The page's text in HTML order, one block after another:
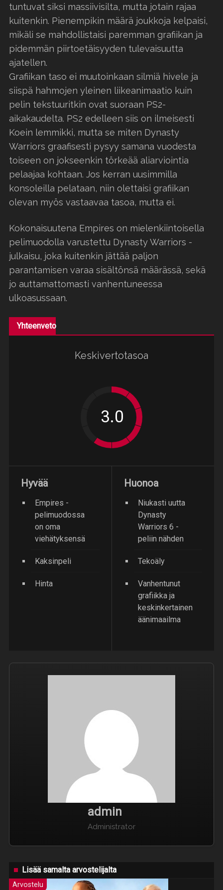
tuntuvat siksi massiivisilta, mutta jotain rajaa
kuitenkin. Pienempikin määrä joukkoja kelpaisi,
mikäli se mahdollistaisi paremman grafiikan ja
pidemmän piirtoetäisyyden tulevaisuutta
ajatellen.
Grafiikan taso ei muutoinkaan silmiä hivele ja
siispä hahmojen yleinen liikeanimaatio kuin
pelin tekstuuritkin ovat suoraan PS2-
aikakaudelta. PS2 edelleen siis on ilmeisesti
Koein lemmikki, mutta se miten Dynasty
Warriors graafisesti pysyy samana vuodesta
toiseen on jokseenkin törkeää aliarviointia
pelaajaa kohtaan. Jos kerran uusimmilla
konsoleilla pelataan, niin olettaisi grafiikan
olevan myös vastaavaa tasoa, mutta ei.
Kokonaisuutena Empires on mielenkiintoisella
pelimuodolla varustettu Dynasty Warriors -
julkaisu, joka kuitenkin jättää paljon
parantamisen varaa sisältönsä määrässä, sekä
jo auttamattomasti vanhentuneessa
ulkoasussaan.
Yhteenveto
Keskivertotasoa
Hyvää
Empires -
pelimuodossa
on oma
viehätyksensä
Kaksinpeli
Hinta
Huonoa
Niukasti uutta
Dynasty
Warriors 6 -
peliin nähden
Tekoäly
Vanhentunut
grafiikka ja
keskinkertainen
äänimaailma
admin
Administrator
Lisää samalta arvostelijalta
Arvostelu